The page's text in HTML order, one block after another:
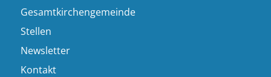
Gesamtkirchengemeinde
Stellen
Newsletter
Kontakt